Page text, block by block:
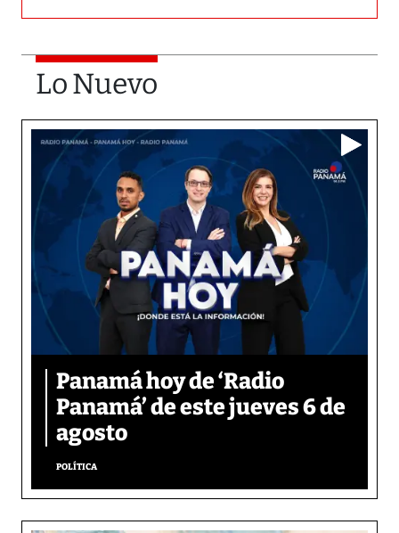
Lo Nuevo
Panamá hoy de ‘Radio
Panamá’ de este jueves 6 de
agosto
POLÍTICA